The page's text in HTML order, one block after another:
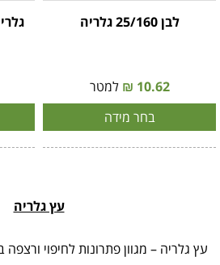
לבן 25/160 גלריה
10.62 ₪
למטר
בחר מידה
עץ גלריה
עץ גלריה – מגוון פתרונות לחיפוי ורצפה